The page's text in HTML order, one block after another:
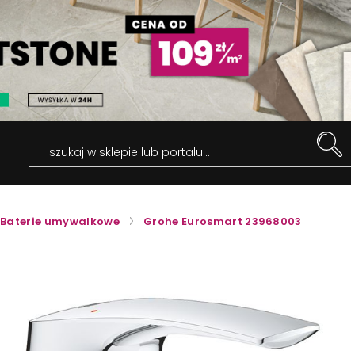
szukaj w sklepie lub portalu...
Baterie umywalkowe Grohe Eurosmart 23968003